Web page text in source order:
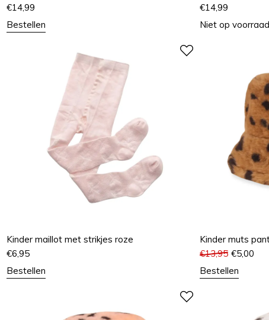
€14,99
Bestellen
€14,99
Niet op voorraad
Kinder maillot met strikjes roze
€6,95
Bestellen
Kinder muts
€13,95 €5,00
Bestellen